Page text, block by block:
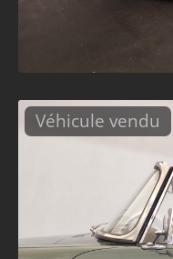
Véhicule vendu